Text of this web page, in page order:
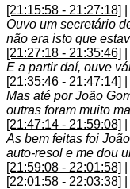
[21:15:58 - 21:27:18]
Ouvo um secretário
não era isto que
[21:27:18 - 21:35:46]
E a partir daí, ouve
[21:35:46 - 21:47:14]
Mas até por João
outras foram muito
[21:47:14 - 21:59:08]
As bem feitas foi
auto-resol e me dou
[21:59:08 - 22:01:58]
[22:01:58 - 22:03:38]